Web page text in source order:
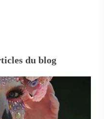
du blog